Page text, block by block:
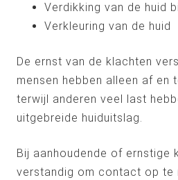
Verdikking van de huid
Verkleuring van de huid
De ernst van de klachten
mensen hebben alleen af en
terwijl anderen veel last
uitgebreide huiduitslag.
Bij aanhoudende of ernstige
verstandig om contact op te